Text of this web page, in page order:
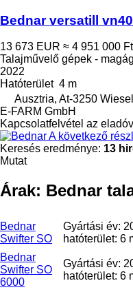
Bednar versatill
13 673 EUR ≈ 4 951 000 Ft
Talajművelő gépek -
2022
Hatóterület 4 m
Ausztria, At-3250
E-FARM GmbH
Kapcsolatfelvétel az
A következő
Keresés eredménye: 13
Mutat
Árak: Bednar
Bednar
Swifter SO
Gyártási év:
hatóterület: 6
Bednar
Swifter SO
6000
Gyártási év:
hatóterület: 6